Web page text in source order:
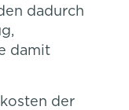
dadurch
damit
der